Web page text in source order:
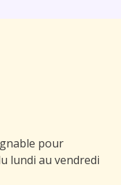
pour
lundi au vendredi